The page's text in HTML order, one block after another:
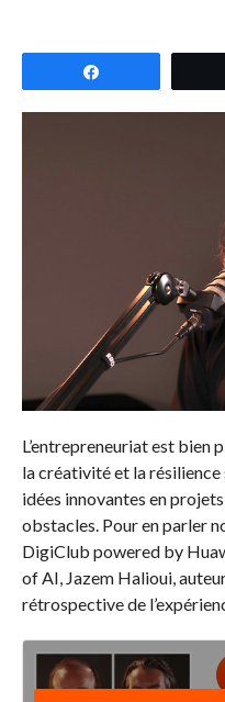
L’entrepreneuriat est bien
la créativité et la
idées innovantes en
obstacles.Pour en parler
DigiClub poweredby
of AI, Jazem Halioui,
rétrospective de